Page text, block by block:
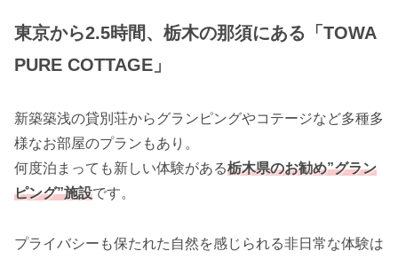
東京から2.5時間、栃木の那須にある「TOWA
PURE COTTAGE」
新築築浅の貸別荘からグランピングやコテージなど多種多
様なお部屋のプランもあり。
何度泊まっても新しい体験がある栃木県のお勧め”グラン
ピング”施設です。
プライバシーも保たれた自然を感じられる非日常な体験は